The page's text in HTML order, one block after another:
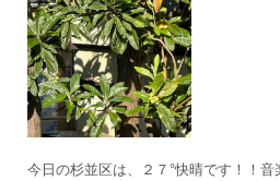
今日の杉並区は、２７°快晴です！！